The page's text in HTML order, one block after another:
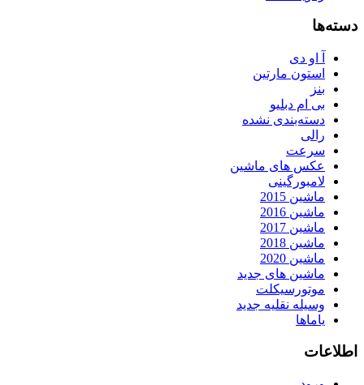
دسته‌ها
آ او دی
استون مارتین
بنز
بی ام دبلیو
دسته‌بندی نشده
رالی
سرعت
عکس های ماشین
لامبورگینی
ماشین 2015
ماشین 2016
ماشین 2017
ماشین 2018
ماشین 2020
ماشین های جدید
موتورسیکلت
وسیله نقلیه جدید
یاماها
اطلاعات